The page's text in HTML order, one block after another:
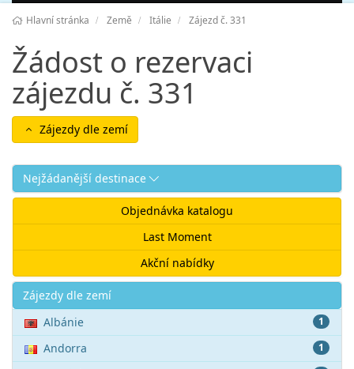
Hlavní stránka Země Itálie Zájezd č. 331
Žádost o rezervaci
zájezdu č. 331
Zájezdy dle zemí
Nejžádanější destinace
Objednávka katalogu
Last Moment
Akční nabídky
Akce
Zájezdy dle zemí
1
Albánie
1
Andorra